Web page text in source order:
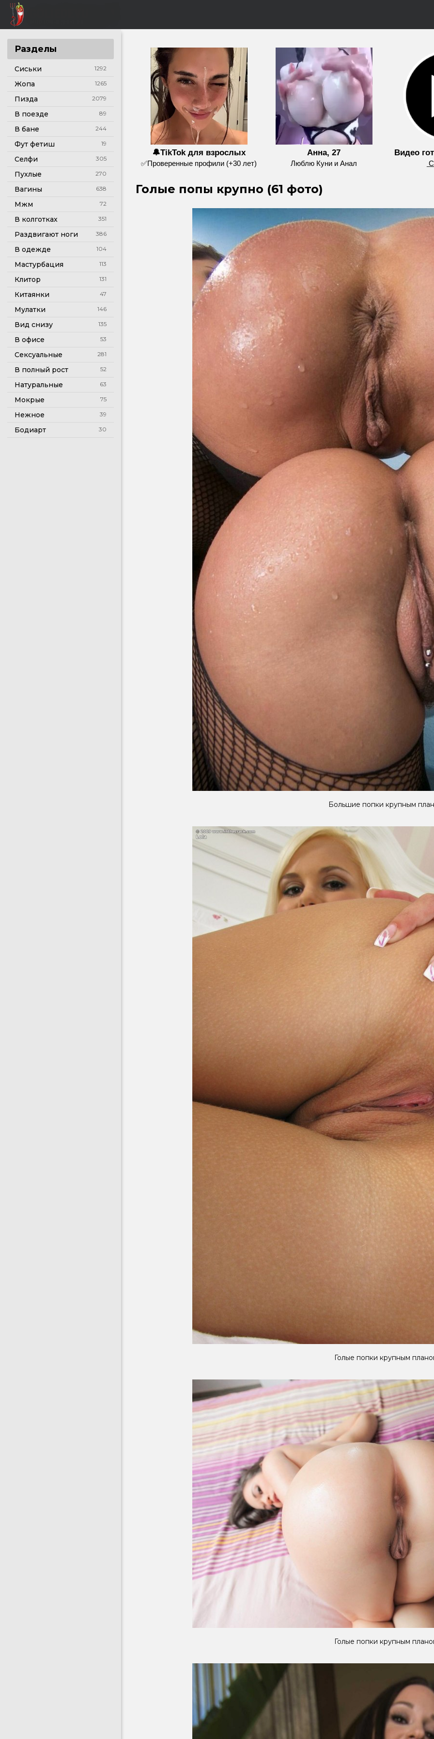
Разделы
Сиськи 1292
Жопа 1265
Пизда 2079
В поезде 89
В бане 244
Фут фетиш 19
Селфи 305
Пухлые 270
Вагины 638
Мжм 72
В колготках 351
Раздвигают ноги 386
В одежде 104
Мастурбация 113
Клитор 131
Китаянки 47
Мулатки 146
Вид снизу 135
В офисе 53
Сексуальные 281
В полный рост 52
Натуральные 63
Мокрые 75
Нежное 39
Бодиарт 30
🔔TikTok для взрослых
✅Проверенные профили (+30 лет)
Анна, 27
Люблю Куни и Анал
Видео
Голые попы крупно (61 фото)
Большие попки крупным
Голые попки крупным
Голые попки крупным